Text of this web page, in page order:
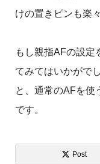
けの置きピンも楽
もし親指AFの設定
てみてはいかがで
と、通常のAFを使
です。
Post